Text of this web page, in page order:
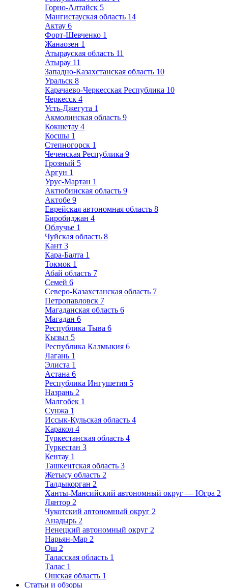
Горно-Алтайск 5
Мангистауская область 14
Актау 6
Форт-Шевченко 1
Жанаозен 1
Атырауская область 11
Атырау 11
Западно-Казахстанская область 10
Уральск 8
Карачаево-Черкесская Республика 10
Черкесск 4
Усть-Джегута 1
Акмолинская область 9
Кокшетау 4
Косшы 1
Степногорск 1
Чеченская Республика 9
Грозный 5
Аргун 1
Урус-Мартан 1
Актюбинская область 9
Актобе 9
Еврейская автономная область 8
Биробиджан 4
Облучье 1
Чуйская область 8
Кант 3
Кара-Балта 1
Токмок 1
Абай область 7
Семей 6
Северо-Казахстанская область 7
Петропавловск 7
Магаданская область 6
Магадан 6
Республика Тыва 6
Кызыл 5
Республика Калмыкия 6
Лагань 1
Элиста 1
Астана 6
Республика Ингушетия 5
Назрань 2
Малгобек 1
Сунжа 1
Иссык-Кульская область 4
Каракол 4
Туркестанская область 4
Туркестан 3
Кентау 1
Ташкентская область 3
Жетысу область 2
Талдыкорган 2
Ханты-Мансийский автономный округ — Югра 2
Лянтор 2
Чукотский автономный округ 2
Анадырь 2
Ненецкий автономный округ 2
Нарьян-Мар 2
Ош 2
Таласская область 1
Талас 1
Ошская область 1
Статьи и обзоры